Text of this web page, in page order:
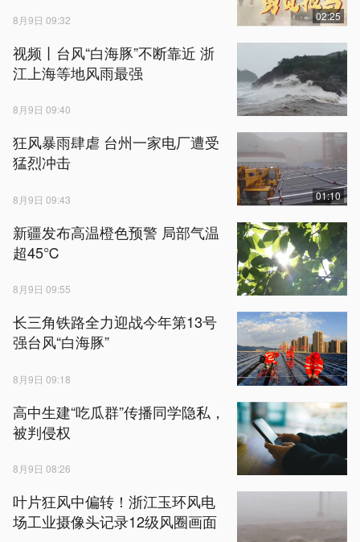
8月9日 09:32 02:25
视频丨台风“白海豚”不断靠近 浙
江上海等地风雨最强
8月9日 09:40
狂风暴雨肆虐 台州一家电厂遭受
猛烈冲击
8月9日 09:43 01:10
新疆发布高温橙色预警 局部气温
超45℃
8月9日 09:55
长三角铁路全力迎战今年第13号
强台风“白海豚”
8月9日 09:18
高中生建“吃瓜群”传播同学隐私，
被判侵权
8月9日 08:26
叶片狂风中偏转！浙江玉环风电
场工业摄像头记录12级风圈画面